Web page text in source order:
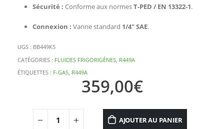
Sécurité : Conforme aux normesT-PED / EN 13322-1.
Connexion : Vanne standard 1/4″ SAE.
UGS : BB449K5
CATÉGORIES : FLUIDES FRIGORIGÈNES R449A
ÉTIQUETTES : F-GAS, R449A
359,00€
AJOUTER AU PANIER